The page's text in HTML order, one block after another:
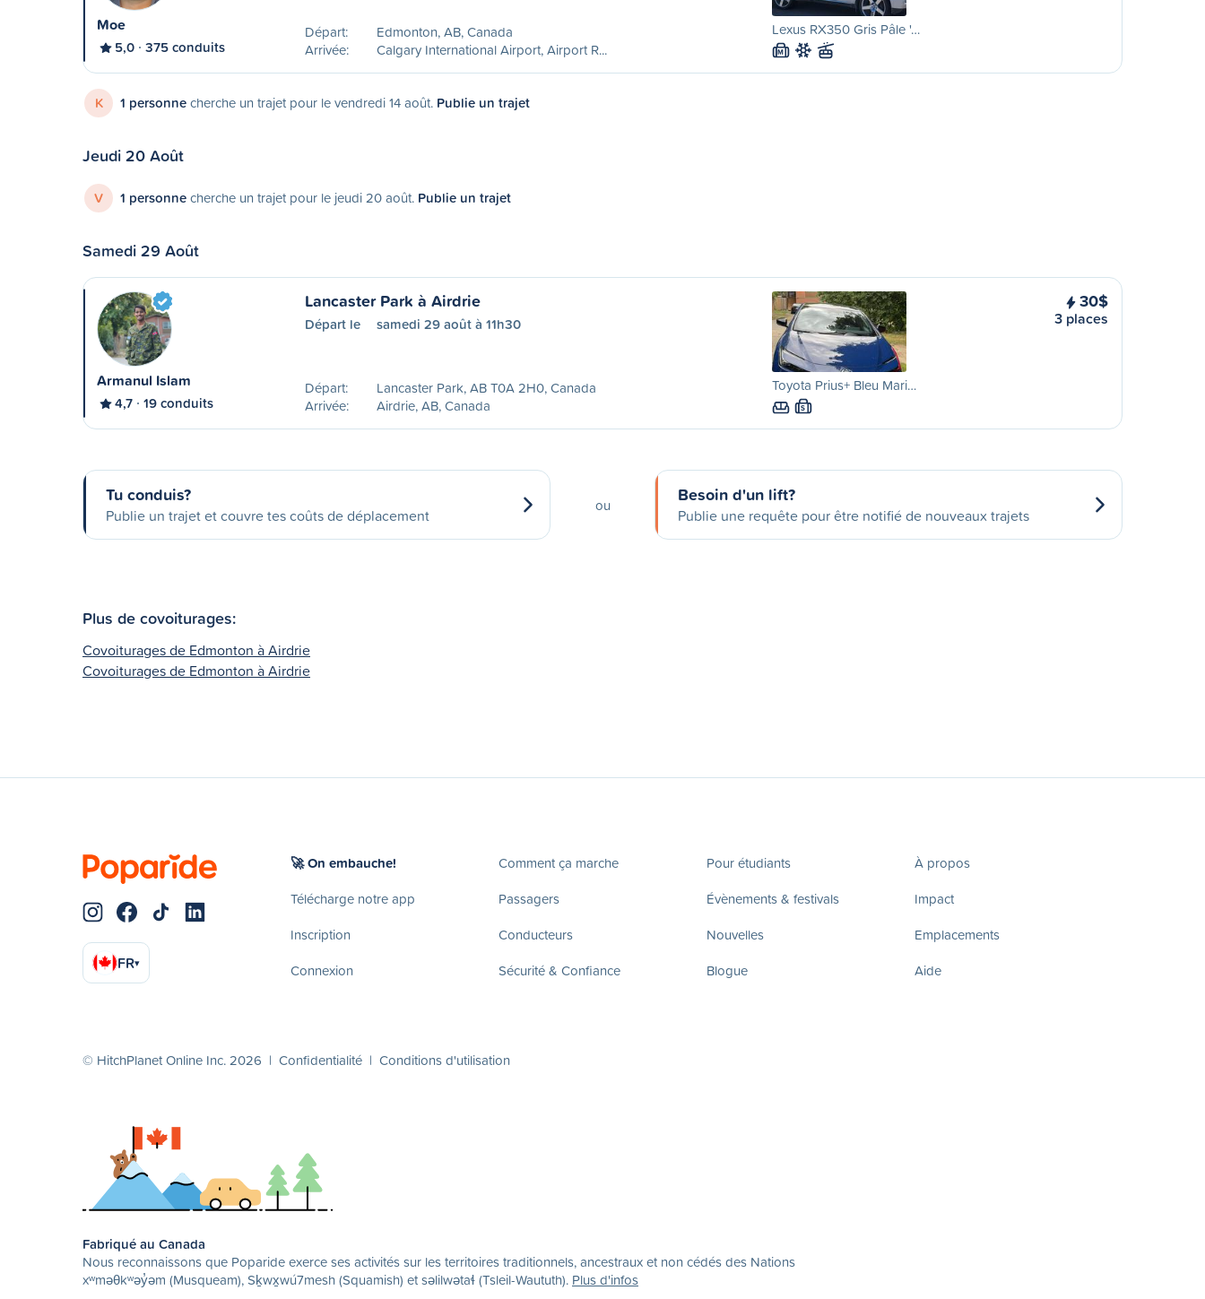
Moe
5,0 375 conduits
Départ:
Edmonton, AB, Canada
Arrivée:
Calgary International Airport, Airport R...
Lexus RX350 Gris Pâle '…
M
K 1 personnecherche un trajet pour le vendredi 14 août. Publie un trajet
Jeudi 20 Août
V 1 personnecherche un trajet pour le jeudi 20 août. Publie un trajet
Samedi 29 Août
Armanul Islam
4,7 19 conduits
Lancaster Park à Airdrie
Départ le samedi 29 août à 11h30
Départ:
Lancaster Park, AB T0A 2H0, Canada
Arrivée:
Airdrie, AB, Canada
Toyota Prius+ Bleu Mari…
S
30$
3 places
Tu conduis?
Publie un trajet et couvre tes coûts de déplacement
ou Besoin d'un lift?
Publie une requête pour être notifié de nouveaux trajets
Plus de covoiturages:
Covoiturages de Edmonton à Airdrie
Covoiturages de Edmonton à Airdrie
FR▾
🚀 On embauche!
Télécharge notre app
Inscription
Connexion
Comment ça marche
Passagers
Conducteurs
Sécurité & Confiance
Pour étudiants
Évènements & festivals
Nouvelles
Blogue
À propos
Impact
Emplacements
Aide
© HitchPlanet Online Inc. 2026 | Confidentialité | Conditions d'utilisation
Fabriqué au Canada
Nous reconnaissons que Poparide exerce ses activités sur les territoires traditionnels, ancestraux et non cédés des Nations
xʷməθkʷəy̓əm (Musqueam), Sḵwx̱wú7mesh (Squamish) et səlilwətaɬ (Tsleil-Waututh). Plus d'infos